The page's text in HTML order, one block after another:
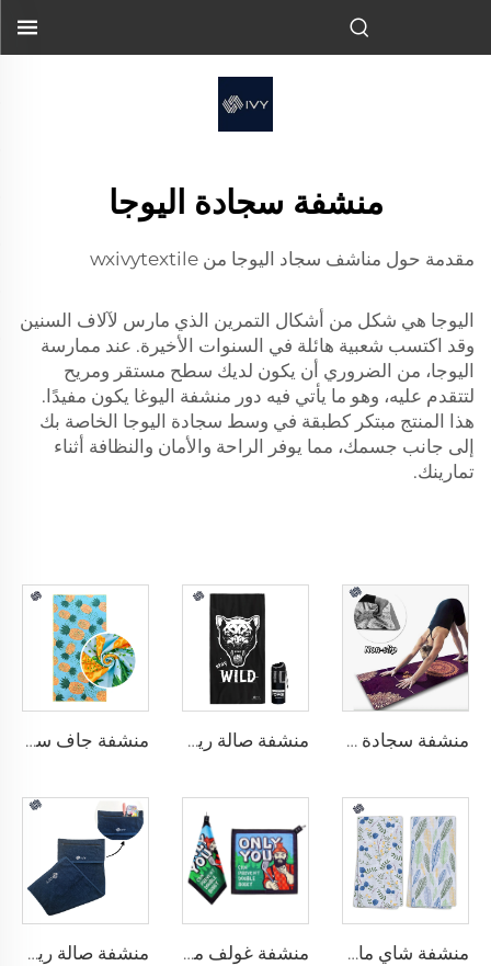
منشفة سجادة اليوجا
مقدمة حول مناشف سجاد اليوجا من wxivytextile
اليوجا هي شكل من أشكال التمرين الذي مارس لآلاف السنين
وقد اكتسب شعبية هائلة في السنوات الأخيرة. عند ممارسة
اليوجا، من الضروري أن يكون لديك سطح مستقر ومريح
لتتقدم عليه، وهو ما يأتي فيه دور منشفة اليوغا يكون مفيدًا.
هذا المنتج مبتكر كطبقة في وسط سجادة اليوجا الخاصة بك
إلى جانب جسمك، مما يوفر الراحة والأمان والنظافة أثناء
تمارينك.
منشفة سجادة اليوجا منشفة صالة رياضية من الجلد الناعم مع حقيبة منشفة جاف سريع بنسيج وافل
منشفة شاي مايكروفايبر منشفة غولف مع مغناطيس منشفة صالة رياضية ذات جيب